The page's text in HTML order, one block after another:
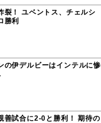
裂！ ユベントス、チェルシ
勝利
の伊デルビーはインテルに惨
善試合に2-0と勝利！ 期待の